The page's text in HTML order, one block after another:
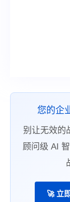
您的企
别让无效的
顾问级 AI
🚀 立